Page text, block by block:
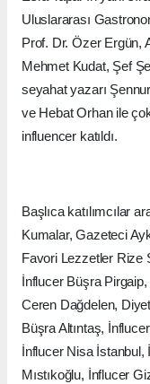
Uluslararası
Prof. Dr. Özer Ergün,
Mehmet Kudat, Şef
seyahat yazarı
ve Hebat Orhan ile
influencer katıldı.
Başlıca katılımcılar
Kumalar, Gazeteci
Favori Lezzetler Rize
İnflucer Büşra
Ceren Dağdelen,
Büşra Altıntaş,
İnflucer Nisa İstanbul,
Mıstıkoğlu, İnflucer